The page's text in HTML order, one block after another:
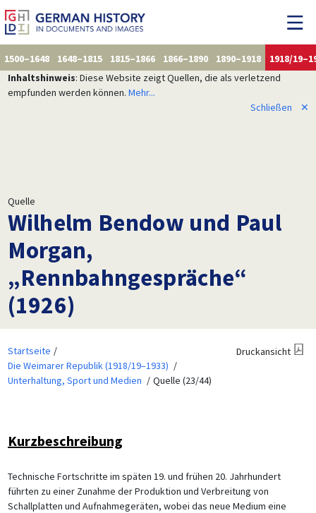
1500–1648 1648–1815 1815–1866 1866–1890 1890–1918
1918/
Inhaltshinweis: Diese Website zeigt Quellen, die als verletzend
empfunden werden können. Mehr...
Schließen
✕
Quelle
Wilhelm Bendow und Paul
Morgan,
„Rennbahngespräche“
(1926)
Startseite
Die Weimarer Republik (1918/19–1933)
Unterhaltung, Sport und Medien
Quelle (23/44)
Druckansicht
Kurzbeschreibung
Technische Fortschritte im späten 19. und frühen 20. Jahrhundert
führten zu einer Zunahme der Produktion und Verbreitung von
Schallplatten und Aufnahmegeräten, wobei das neue Medium eine